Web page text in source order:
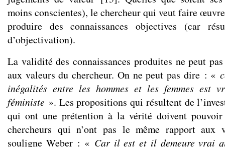
moins conscientes), le chercheur qui veut faire
produire des connaissances objectives (car
d’objectivation).
La validité des connaissances produites ne peut
aux valeurs du chercheur. On ne peut pas dire : «
inégalités entre les hommes et les femmes est
féministe ». Les propositions qui résultent de
qui ont une prétention à la vérité doivent
chercheurs qui n’ont pas le même rapport aux
souligne Weber : « Car il est et il demeure vrai